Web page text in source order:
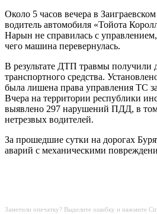
Около 5 часов вечера в
водитель автомобиля «Тойота
Нарын не справилась с
чего машина перевернулась.
В результате ДТП травмы получили
транспортного средства.
была лишена права управления ТС
Вчера на территории республики
выявлено 297 нарушений ПДД, в
нетрезвых водителей.
За прошедшие сутки на дорогах
аварий с механическими
Заметили опечатку? Выделите ошибку и нажмите